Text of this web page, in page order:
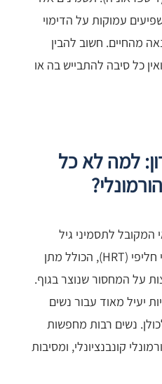
עמוקות על הדימוי
מהחיים. חשוב להבין
כל סיבה להתבייש בה או
למה לא כל
המקובל לתסמיני גיל
המעבר היה טיפול הורמונלי חליפי (HRT), הכולל מתן
על המחסור שנוצר בגוף.
יעיל מאוד עבור נשים
נשים רבות מחפשות
קונבנציונלי, ומסיבות